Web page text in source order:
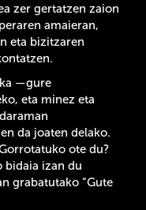
zer gertatzen zaion
amaieran,
eta bizitzaren
—gure
eta minez eta
da joaten delako.
ote du?
bidaia izan du
grabatutako “Gute